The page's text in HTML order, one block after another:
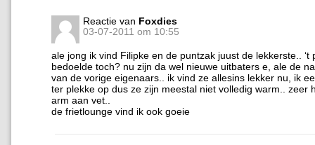
Reactie van Foxdies
03-07-2011 om 10:55
ale jong ik vind Filipke en de puntzak juust de lekkerste.. ‘t
bedoelde toch? nu zijn da wel nieuwe uitbaters e, ale de
van de vorige eigenaars.. ik vind ze allesins lekker nu, ik
ter plekke op dus ze zijn meestal niet volledig warm.. zeer
arm aan vet..
de frietlounge vind ik ook goeie